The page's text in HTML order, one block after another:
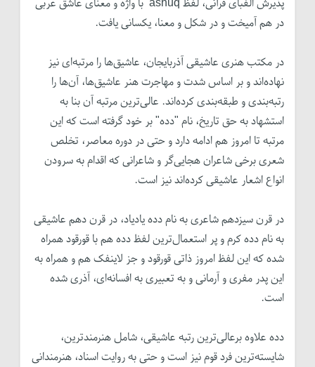
در هم آمیخت و در شکل و معنا، یکسانی یافت.
در مکتب هنری عاشیقی آذربایجان، عاشیق‌ها را مرتبه‌ای نیز
نهاده‌اند و بر اساس شدت و مهاجرت هنر عاشیق‌ها، آن‌ها را
رتبه‌بندی و طبقه‌بندی کرده‌اند. عالی‌ترین مرتبه آن بنا به
استشهاد به حق تاریخ، نام "د‌ده" بر خود گرفته است که این
مرتبه تا امروز هم ادامه دارد و حتی در دوره معاصر، تخلص
شعری برخی شاعران هجایی‌گر و شاعرانی که اقدام به سرودن
انواع اشعار عاشیقی کرده‌اند نیز است.
در قرن سیزدهم شاعری به نام د‌ده یادیاد، در قرن دهم عاشیقی
به نام دده کرم و پر استعمال‌ترین لفظ د‌ده هم با قورقود همراه
شده که این لفظ امروز ذاتی قورقود و جز لاینفک هم و همراه به
این پدر مفری و آرمانی و به تعبیری به افسانه‌ای، آذری شده
است.
دده علاوه برعالی‌ترین رتبه عاشیقی، شامل هنرمند‌ترین،
شایسته‌ترین فرد قوم نیز است و حتی به روایت اسناد، هنرمندانی